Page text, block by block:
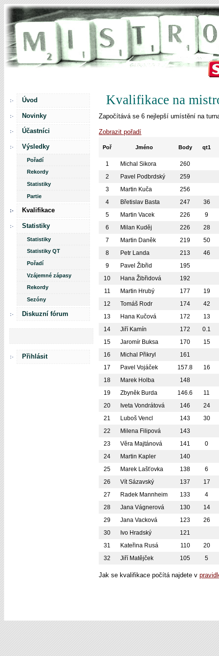
Úvod
Novinky
Účastníci
Výsledky
Pořadí
Rekordy
Statistiky
Partie
Kvalifikace
Statistiky
Statistiky
Statistiky QT
Pořadí
Vzájemné zápasy
Rekordy
Sezóny
Diskuzní fórum
Přihlásit
Kvalifikace na
Započítává se 6 nejlepší umístění na
Zobrazit pořadí
Poř Jméno Body qt1
1 Michal Sikora
260
2
Pavel Podbrdský
259
3
Martin Kuča
256
4
Břetislav Basta 247
36
5
Martin Vacek 226
9
6
Milan Kuděj 226
28
7
Martin Daněk 219
50
8
Petr Landa 213
46
9
Pavel Žibřid
195
10
Hana Žibřidová
192
11
Martin Hrubý 177
19
12
Tomáš Rodr 174
42
13
Hana Kučová 172
13
14
Jiří Kamín 172
0.1
15
Jaromír Buksa 170
15
16
Michal Přikryl
161
17
Pavel Vojáček 157.8
16
18
Marek Holba
148
19
Zbyněk Burda 146.6
11
20
Iveta Vondrátová 146
24
21
Luboš Vencl 143
30
22
Milena Filipová
143
23
Věra Majtánová 141
0
24
Martin Kapler
140
25
Marek Lašťovka 138
6
26
Vít Sázavský 137
17
27
Radek Mannheim 133
4
28
Jana Vágnerová 130
14
29
Jana Vacková 123
26
30
Ivo Hradský
121
31
Kateřina Rusá 110
20
32
Jiří Matějček 105 5
Jak se kvalifikace počítá najdete v